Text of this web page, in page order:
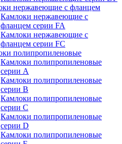
нержавеющие с фланцем
Камлоки нержавеющие с
фланцем серии FA
Камлоки нержавеющие с
фланцем серии FC
полипропиленовые
Камлоки полипропиленовые
серии А
Камлоки полипропиленовые
серии B
Камлоки полипропиленовые
серии C
Камлоки полипропиленовые
серии D
Камлоки полипропиленовые